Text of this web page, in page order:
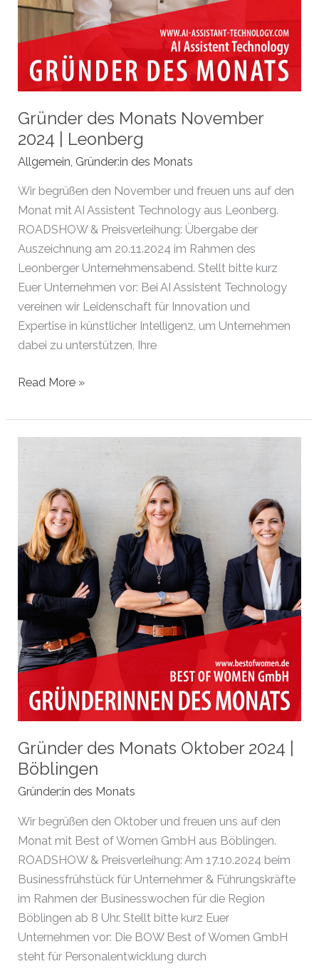
Gründer des Monats November
2024 | Leonberg
Allgemein, Gründer:in des Monats
Wir begrüßen den November und freuen uns auf den
Monat mit AI Assistent Technology aus Leonberg.
ROADSHOW & Preisverleihung: Übergabe der
Auszeichnung am 20.11.2024 im Rahmen des
Leonberger Unternehmensabend. Stellt bitte kurz
Euer Unternehmen vor: Bei AI Assistent Technology
vereinen wir Leidenschaft für Innovation und
Expertise in künstlicher Intelligenz, um Unternehmen
dabei zu unterstützen, Ihre
Gründer
Monats
November
2024
Leonberg
Read More »
Gründer des Monats Oktober 2024 |
Böblingen
Gründer:in des Monats
Wir begrüßen den Oktober und freuen uns auf den
Monat mit Best of Women GmbH aus Böblingen.
ROADSHOW & Preisverleihung: Am 17.10.2024 beim
Businessfrühstück für Unternehmer & Führungskräfte
im Rahmen der Businesswochen für die Region
Böblingen ab 8 Uhr. Stellt bitte kurz Euer
Unternehmen vor: Die BOW Best of Women GmbH
steht für Personalentwicklung durch